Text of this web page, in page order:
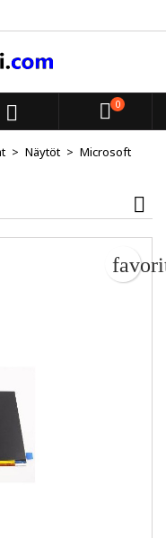
 0
Näytöt
Microsoft
lisätä tuotteita